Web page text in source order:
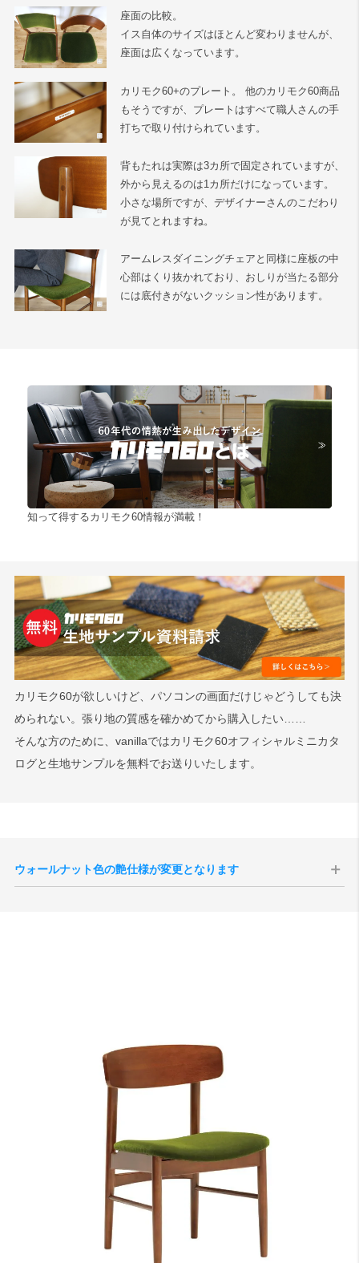
座面の比較。
イス自体のサイズはほとんど変わりませんが、
座面は広くなっています。
カリモク60+のプレート。 他のカリモク60商品
もそうですが、プレートはすべて職人さんの手
打ちで取り付けられています。
背もたれは実際は3カ所で固定されていますが、
外から見えるのは1カ所だけになっています。
小さな場所ですが、デザイナーさんのこだわり
が見てとれますね。
アームレスダイニングチェアと同様に座板の中
心部はくり抜かれており、おしりが当たる部分
には底付きがないクッション性があります。
知って得するカリモク60情報が満載！
カリモク60が欲しいけど、パソコンの画面だけじゃどうしても決
められない。張り地の質感を確かめてから購入したい……
そんな方のために、vanillaではカリモク60オフィシャルミニカタ
ログと生地サンプルを無料でお送りいたします。
ウォールナット色の艶仕様が変更となります